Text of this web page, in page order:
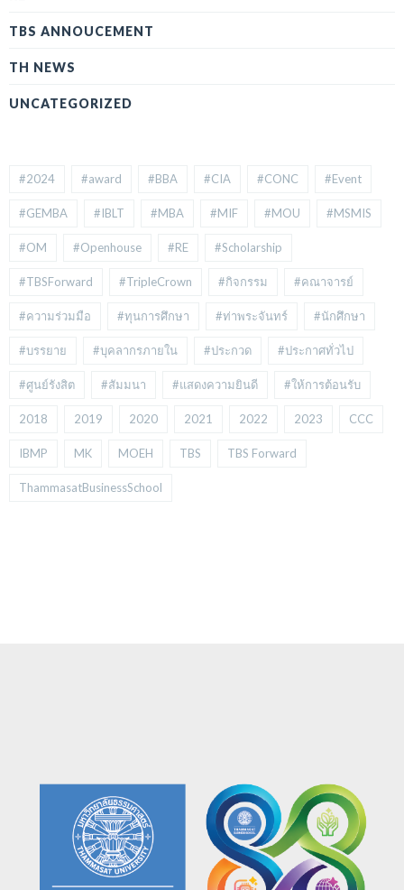
TBS ANNOUCEMENT
TH NEWS
UNCATEGORIZED
#2024 #award #BBA #CIA #CONC #Event
#GEMBA #IBLT #MBA #MIF #MOU #MSMIS
#OM #Openhouse #RE #Scholarship
#TBSForward #TripleCrown #กิจกรรม #คณาจารย์
#ความร่วมมือ #ทุนการศึกษา #ท่าพระจันทร์ #นักศึกษา
#บรรยาย #บุคลากรภายใน #ประกวด #ประกาศทั่วไป
#ศูนย์รังสิต #สัมมนา #แสดงความยินดี #ให้การต้อนรับ
2018 2019 2020 2021 2022 2023 CCC
IBMP MK MOEH TBS TBS Forward
ThammasatBusinessSchool